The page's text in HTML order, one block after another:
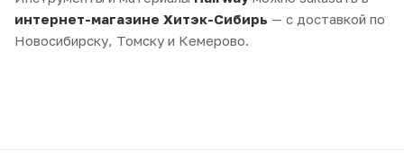
интернет-магазине Хитэк-Сибирь — с доставкой по
Новосибирску, Томску и Кемерово.